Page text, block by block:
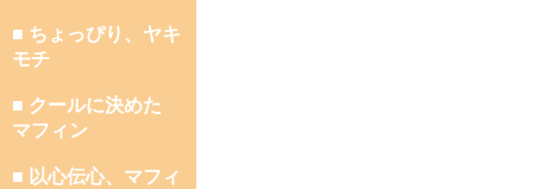
■ ちょっぴり、ヤキ
モチ
■ クールに決めた
マフィン
■ 以心伝心、マフィ